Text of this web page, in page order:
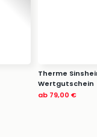
Therme
Wertgutschein
ab 79,00 €